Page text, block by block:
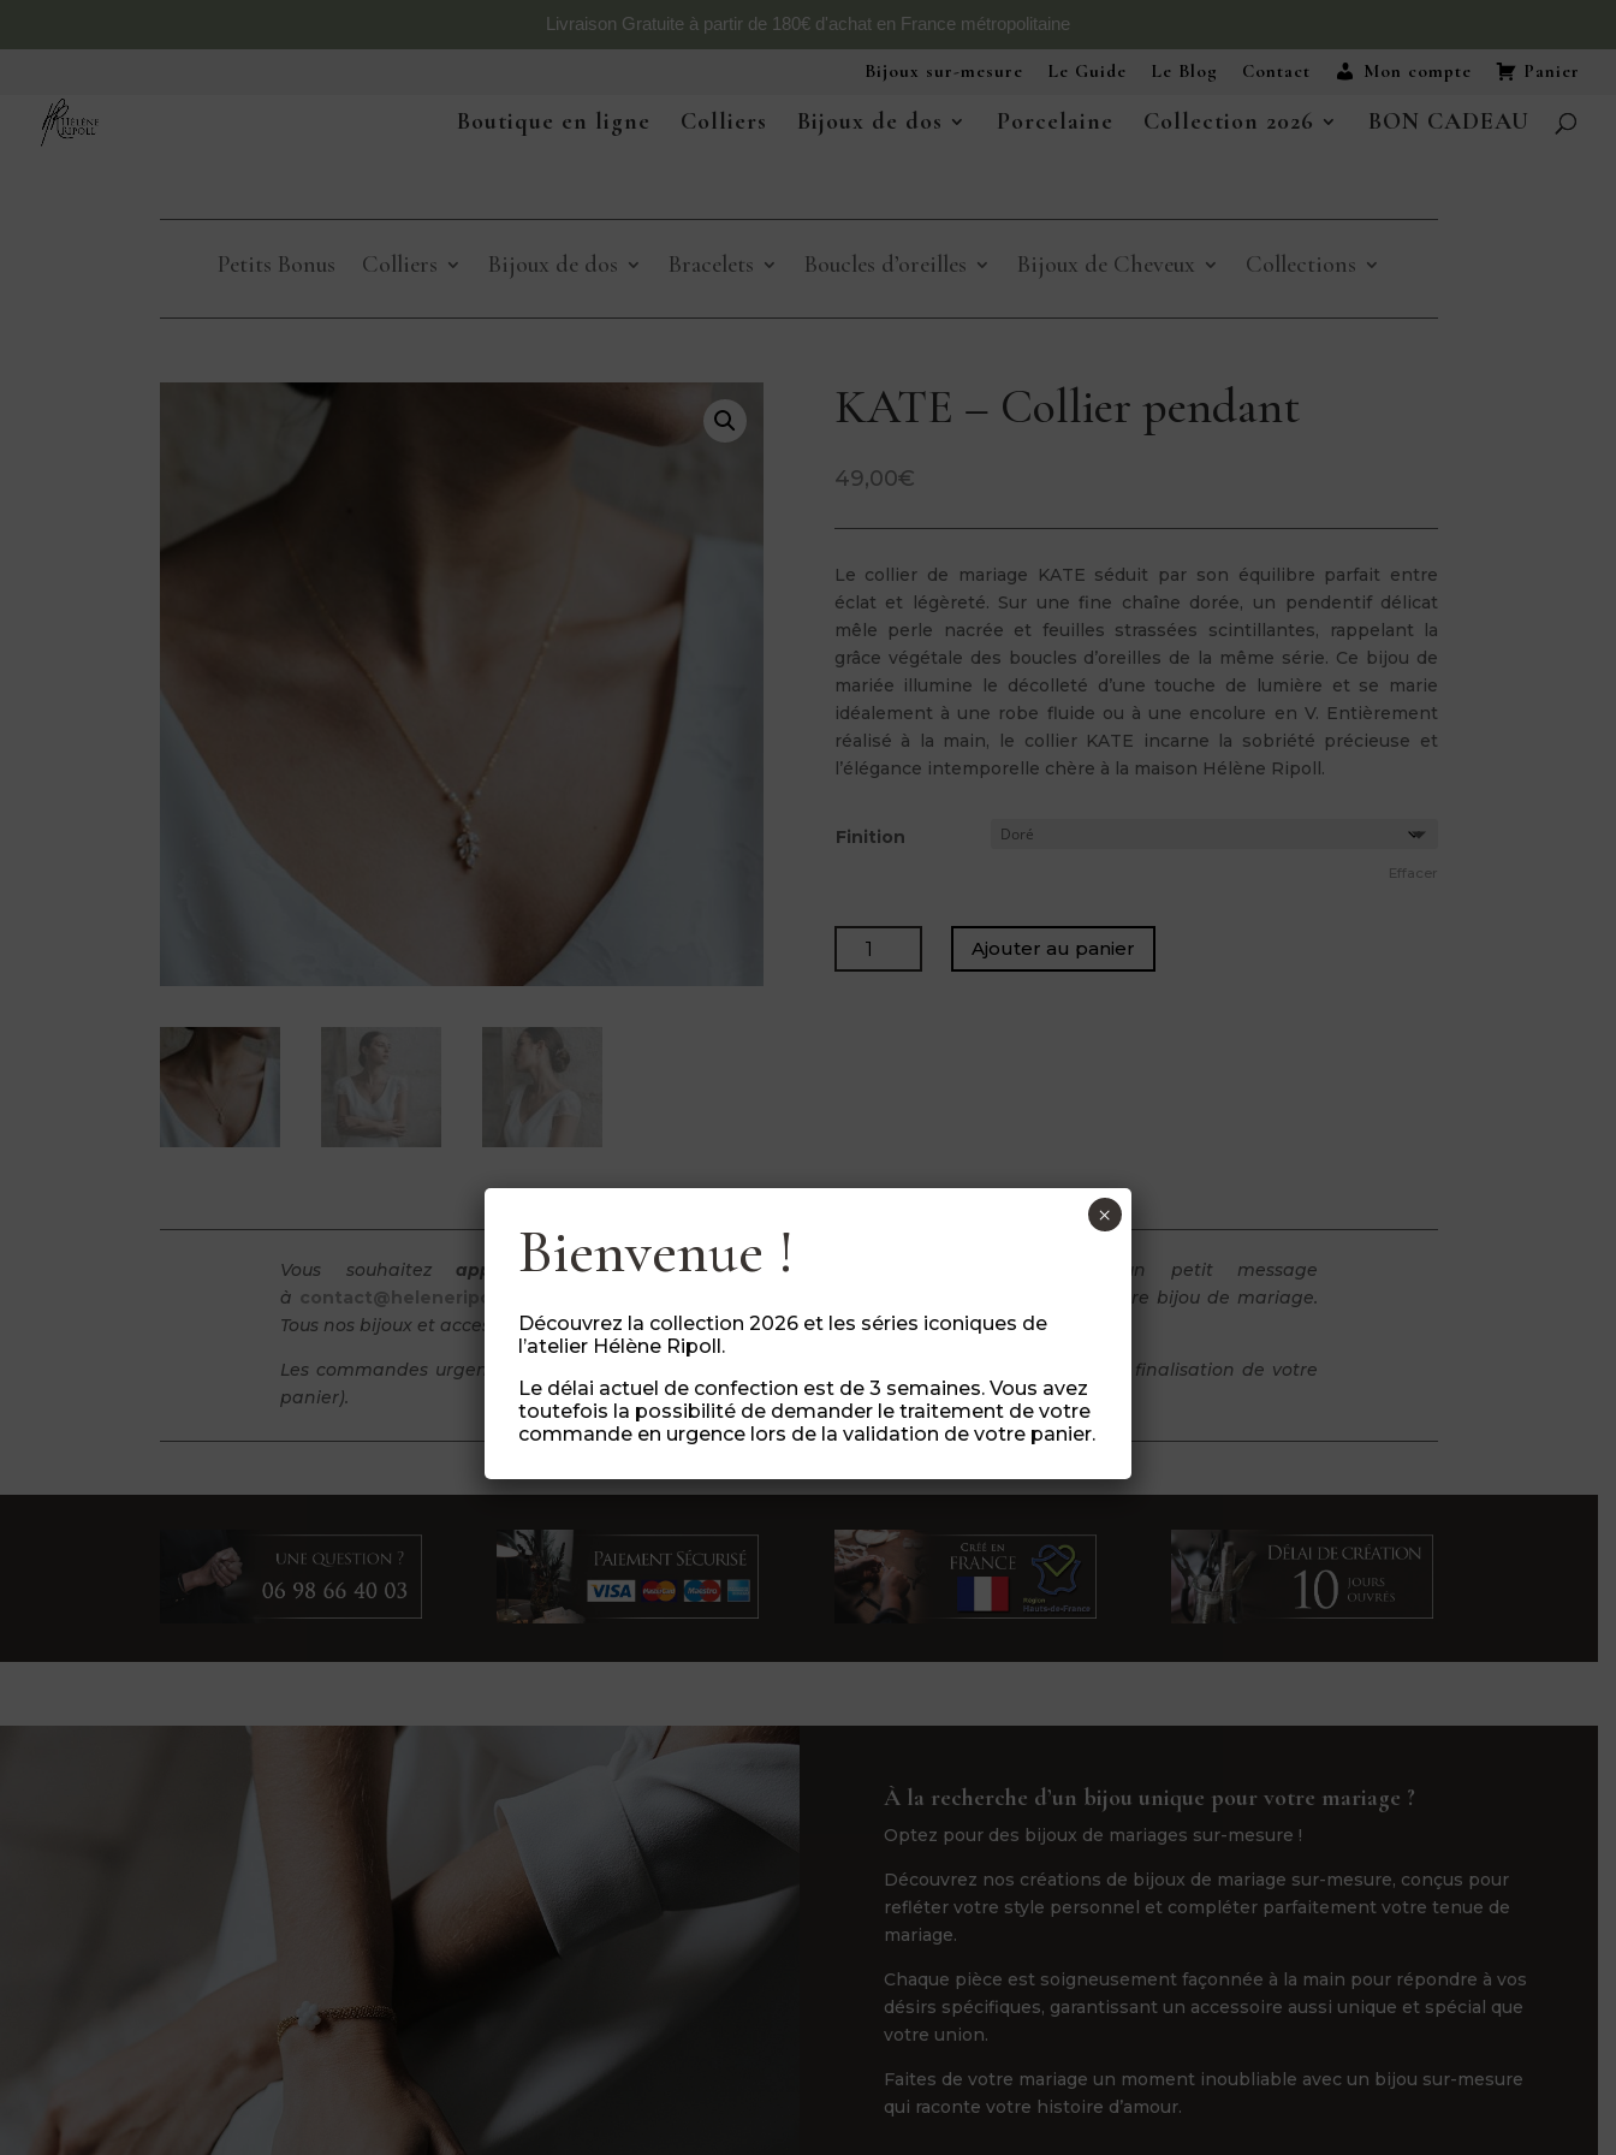
Livraison Gratuite à partir de 180€ d'achat en France métropolitaine
Bijoux sur-mesure Le Guide Le Blog Contact Mon compte Panier
Boutique en ligne Colliers Bijoux de dos Porcelaine Collection 2026 BON CADEAU
Petits Bonus Colliers Bijoux de dos Bracelets Boucles d’oreilles Bijoux de Cheveux Collections
KATE – Collier pendant
49,00€
Le collier de mariage KATE séduit par son équilibre parfait entre
éclat et légèreté. Sur une fine chaîne dorée, un pendentif délicat
mêle perle nacrée et feuilles strassées scintillantes, rappelant la
grâce végétale des boucles d’oreilles de la même série. Ce bijou de
mariée illumine le décolleté d’une touche de lumière et se marie
idéalement à une robe fluide ou à une encolure en V. Entièrement
réalisé à la main, le collier KATE incarne la sobriété précieuse et
l’élégance intemporelle chère à la maison Hélène Ripoll.
Finition
Effacer
quantité
de
Ajouter au panier
Vous souhaitezapporter quelques modifications à un produit
? Envoyez un petit message
à contact@heleneripoll.com
Teinte, taille, style, nous trouverons comment personnaliser votre bijou de mariage.
Tous nos bijoux etaccessoires sont montés à la main avec des matières de qualité.
Les commandes urgentes sont possibles en ajoutant l’option « commande urgente » (lors de finalisation de votre
panier).
À la recherche d’un bijou unique pour votre mariage ?
Optez pour des bijoux de mariages sur-mesure !
Découvrez nos créations de bijoux de mariage sur-mesure, conçus pour
refléter votre style personnel et compléter parfaitement votre tenue de
mariage.
Chaque pièce est soigneusement façonnée à la main pour répondre à vos
désirs spécifiques, garantissant un accessoire aussi unique et spécial que
votre union.
Faites de votre mariage un moment inoubliable avec un bijou sur-mesure
qui raconte votre histoire d’amour.
Bienvenue !
Découvrez la collection 2026 et les séries iconiques de
l’atelier Hélène Ripoll.
Le délai actuel de confection est de 3 semaines. Vous avez
toutefois la possibilité de demander le traitement de votre
commande en urgence lors de la validation de votre panier.
×